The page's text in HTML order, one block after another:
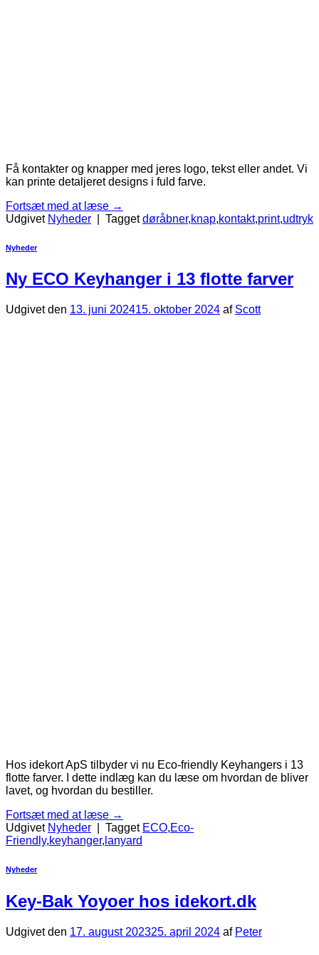
Få kontakter og knapper med jeres logo, tekst eller andet. Vi
kan printe detaljeret designs i fuld farve.
Fortsæt med at læse →
Udgivet Nyheder Taggetdøråbner,knap,kontakt,print,udtryk
Nyheder
Ny ECO Keyhanger i 13 flotte farver
Udgivet den 13. juni 202415. oktober 2024 af Scott
Hos idekort ApS tilbyder vi nu Eco-friendly Keyhangers i 13
flotte farver. I dette indlæg kan du læse om hvordan de bliver
lavet, og hvordan du bestiller.
Fortsæt med at læse →
Udgivet Nyheder Tagget ECO,Eco-
Friendly,keyhanger, lanyard
Nyheder
Key-Bak Yoyoer hos idekort.dk
Udgivet den 17. august 202325. april 2024 af Peter